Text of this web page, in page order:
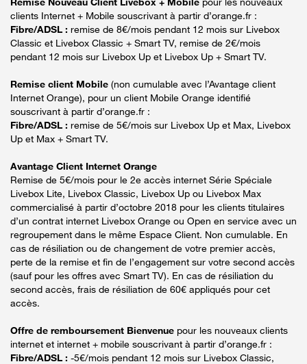
clients Internet + Mobile souscrivant à partir d’orange.fr :
Fibre/ADSL : remise de 8€/mois pendant 12 mois sur Livebox
Classic et Livebox Classic + Smart TV, remise de 2€/mois
pendant 12 mois sur Livebox Up et Livebox Up + Smart TV.
Remise client Mobile (non cumulable avec l’Avantage client
Internet Orange), pour un client Mobile Orange identifié
souscrivant à partir d’orange.fr :
Fibre/ADSL : remise de 5€/mois sur Livebox Up et Max, Livebox
Up et Max + Smart TV.
Avantage Client Internet Orange
Remise de 5€/mois pour le 2e accès internet Série Spéciale
Livebox Lite, Livebox Classic, Livebox Up ou Livebox Max
commercialisé à partir d’octobre 2018 pour les clients titulaires
d’un contrat internet Livebox Orange ou Open en service avec un
regroupement dans le même Espace Client. Non cumulable. En
cas de résiliation ou de changement de votre premier accès,
perte de la remise et fin de l’engagement sur votre second accès
(sauf pour les offres avec Smart TV). En cas de résiliation du
second accès, frais de résiliation de 60€ appliqués pour cet
accès.
Offre de remboursement Bienvenue pour les nouveaux clients
internet et internet + mobile souscrivant à partir d’orange.fr :
Fibre/ADSL : -5€/mois pendant 12 mois sur Livebox Classic,